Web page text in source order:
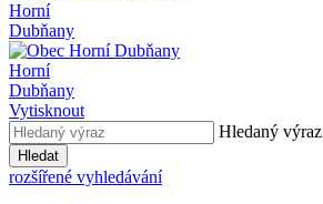
Horní
Dubňany
Horní
Dubňany
Vytisknout
Hledaný výraz
Hledat
rozšířené vyhledávání